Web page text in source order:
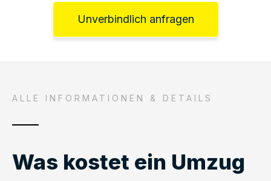
Unverbindlich anfragen
ALLE INFORMATIONEN & DETAILS
Was kostet ein Umzug